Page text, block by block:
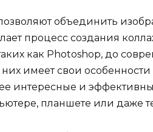
объединить
процесс создания
как Photoshop, до
имеет свои
интересные и
планшете или даже